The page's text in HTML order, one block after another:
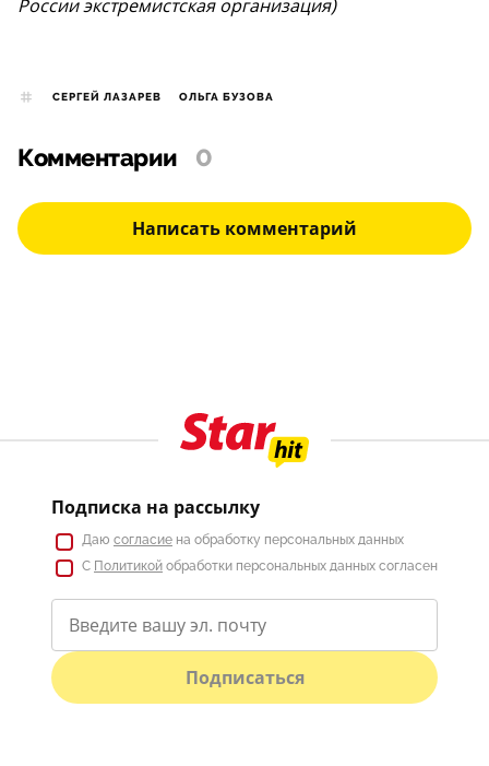
России экстремистская организация)
СЕРГЕЙ ЛАЗАРЕВ ОЛЬГА БУЗОВА
Комментарии 0
Написать комментарий
Подписка на рассылку
Даю согласие на обработку персональных данных
С Политикой обработки персональных данных согласен
Подписаться